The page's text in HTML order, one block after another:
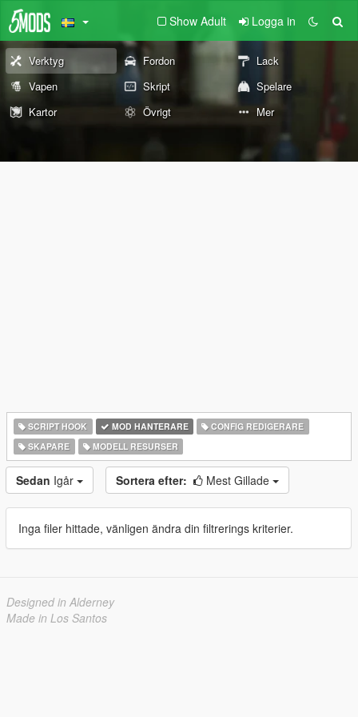
Show Adult Logga in
Verktyg Fordon
Lack
Vapen
Skript
Spelare
Kartor
Övrigt Mer
SCRIPT HOOK MOD HANTERARE
CONFIG REDIGERARE
SKAPARE
MODELL RESURSER
Sedan Igår Sortera efter: Mest Gillade
Inga filer hittade, vänligen ändra din filtrerings kriterier.
Designed in Alderney
Made in Los Santos